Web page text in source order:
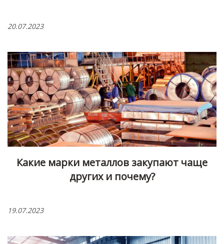
20.07.2023
Какие марки металлов закупают чаще
других и почему?
19.07.2023